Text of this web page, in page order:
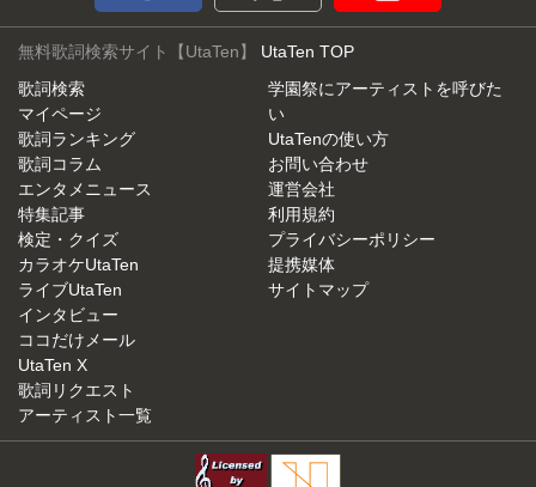
無料歌詞検索サイト【UtaTen】 UtaTen TOP
歌詞検索
マイページ
歌詞ランキング
歌詞コラム
エンタメニュース
特集記事
検定・クイズ
カラオケUtaTen
ライブUtaTen
インタビュー
ココだけメール
UtaTen X
歌詞リクエスト
アーティスト一覧
学園祭にアーティストを呼びた
い
UtaTenの使い方
お問い合わせ
運営会社
利用規約
プライバシーポリシー
提携媒体
サイトマップ